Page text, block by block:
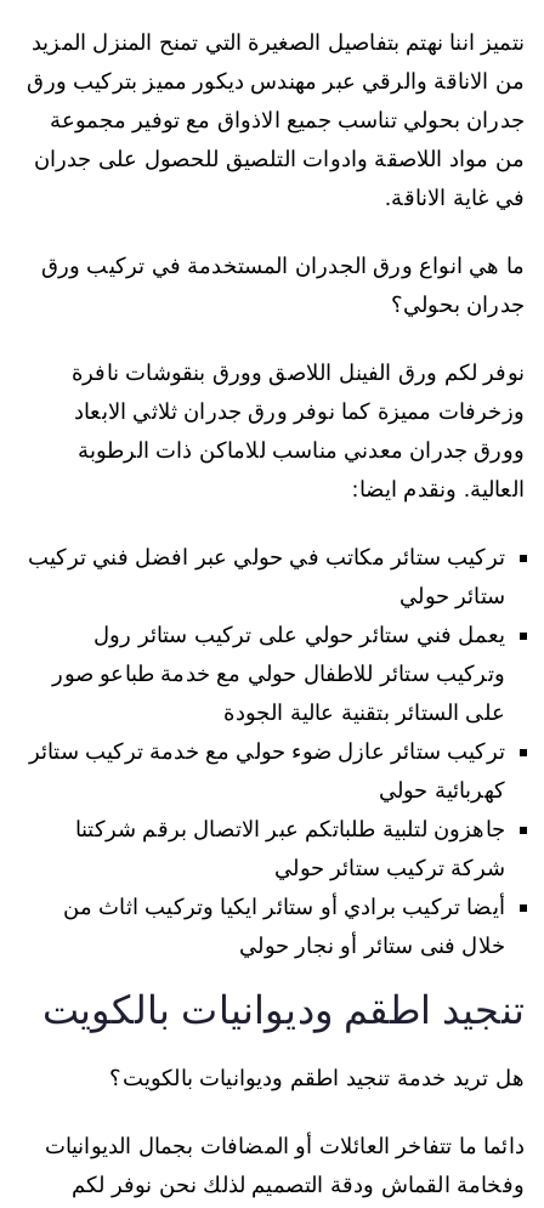
نتميز اننا نهتم بتفاصيل الصغيرة التي تمنح المنزل المزيد
من الاناقة والرقي عبر مهندس ديكور مميز بتركيب ورق
جدران بحولي تناسب جميع الاذواق مع توفير مجموعة
من مواد اللاصقة وادوات التلصيق للحصول على جدران
في غاية الاناقة.
ما هي انواع ورق الجدران المستخدمة في تركيب ورق
جدران بحولي؟
نوفر لكم ورق الفينل اللاصق وورق بنقوشات نافرة
وزخرفات مميزة كما نوفر ورق جدران ثلاثي الابعاد
وورق جدران معدني مناسب للاماكن ذات الرطوبة
العالية. ونقدم ايضا:
تركيب ستائر مكاتب في حولي عبر افضل فني تركيب
ستائر حولي
يعمل فني ستائر حولي على تركيب ستائر رول
وتركيب ستائر للاطفال حولي مع خدمة طباعو صور
على الستائر بتقنية عالية الجودة
تركيب ستائر عازل ضوء حولي مع خدمة تركيب ستائر
كهربائية حولي
جاهزون لتلبية طلباتكم عبر الاتصال برقم شركتنا
شركة تركيب ستائر حولي
أيضا تركيب برادي أو ستائر ايكيا وتركيب اثاث من
خلال فنى ستائر أو نجار حولي
تنجيد اطقم وديوانيات بالكويت
هل تريد خدمة تنجيد اطقم وديوانيات بالكويت؟
دائما ما تتفاخر العائلات أو المضافات بجمال الديوانيات
وفخامة القماش ودقة التصميم لذلك نحن نوفر لكم